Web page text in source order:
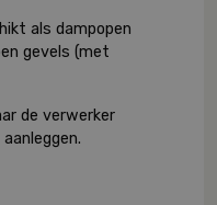
als dampopen
gevels (met
de verwerker